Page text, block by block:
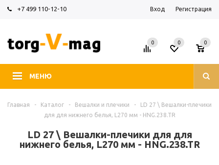
+7 499 110-12-10 Вход Регистрация
МЕНЮ
0 0
0
Главная - Каталог - Вешалки и плечики -
LD 27 \ Вешалки-плечики
для для нижнего белья, L270 мм - HNG.238.TR
LD 27 \ Вешалки-плечики для для
нижнего белья, L270 мм - HNG.238.TR